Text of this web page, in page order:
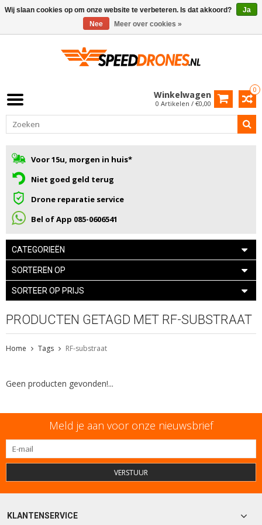
0
Winkelwagen
0 Artikelen / €0,00
Voor 15u, morgen in huis*
Niet goed geld terug
Drone reparatie service
Bel of App 085-0606541
CATEGORIEËN
SORTEREN OP
SORTEER OP PRIJS
PRODUCTEN GETAGD MET RF-SUBSTRAAT
Home Tags RF-substraat
Geen producten gevonden!...
Meld je aan voor onze nieuwsbrief
VERSTUUR
KLANTENSERVICE
Wij slaan cookies op om onze website te verbeteren. Is dat akkoord?
Ja
Nee
Meer over cookies »